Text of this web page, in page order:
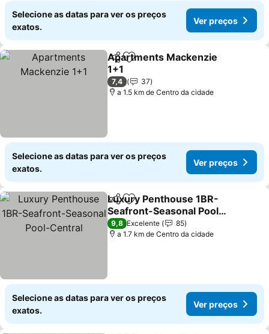
Selecione as datas para ver os preços
exatos.
Ver preços
PartilharAdicionar aos favoritos
Apartments Mackenzie
1+1
Ver preços
7,4
37
a 1.5 km de Centro da cidade
Selecione as datas para ver os preços
exatos.
Ver preços
PartilharAdicionar aos favoritos
Luxury Penthouse 1BR-
Seafront-Seasonal Pool-
Central
Ver preços
9,8 Excelente
85
a 1.7 km de Centro da cidade
Selecione as datas para ver os preços
exatos.
Ver preços